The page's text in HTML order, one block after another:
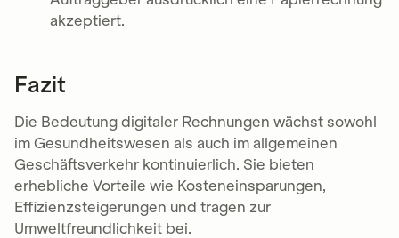
akzeptiert.
Fazit
Die Bedeutung digitaler Rechnungen wächst sowohl
im Gesundheitswesen als auch im allgemeinen
Geschäftsverkehr kontinuierlich. Sie bieten
erhebliche Vorteile wie Kosteneinsparungen,
Effizienzsteigerungen und tragen zur
Umweltfreundlichkeit bei.